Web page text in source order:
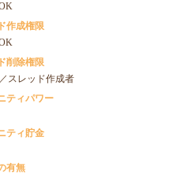
作成権限
削除権限
スレッド作成者
ティパワー
ティ貯金
有無